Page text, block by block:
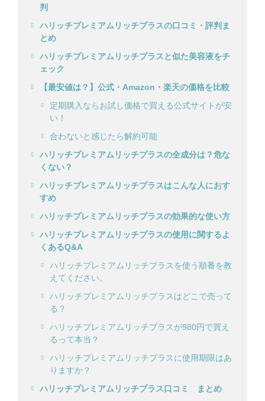
判
ハリッチプレミアムリッチプラスの口コミ・評判ま
とめ
ハリッチプレミアムリッチプラスと似た美容液をチ
ェック
【最安値は？】公式・Amazon・楽天の価格を比較
定期購入ならお試し価格で買える公式サイトが安
い！
合わないと感じたら解約可能
ハリッチプレミアムリッチプラスの全成分は？危な
くない？
ハリッチプレミアムリッチプラスはこんな人におす
すめ
ハリッチプレミアムリッチプラスの効果的な使い方
ハリッチプレミアムリッチプラスの使用に関するよ
くあるQ&A
ハリッチプレミアムリッチプラスを使う順番を教
えてください。
ハリッチプレミアムリッチプラスはどこで売って
る？
ハリッチプレミアムリッチプラスが980円で買え
るって本当？
ハリッチプレミアムリッチプラスに使用期限はあ
りますか？
ハリッチプレミアムリッチプラス口コミ まとめ